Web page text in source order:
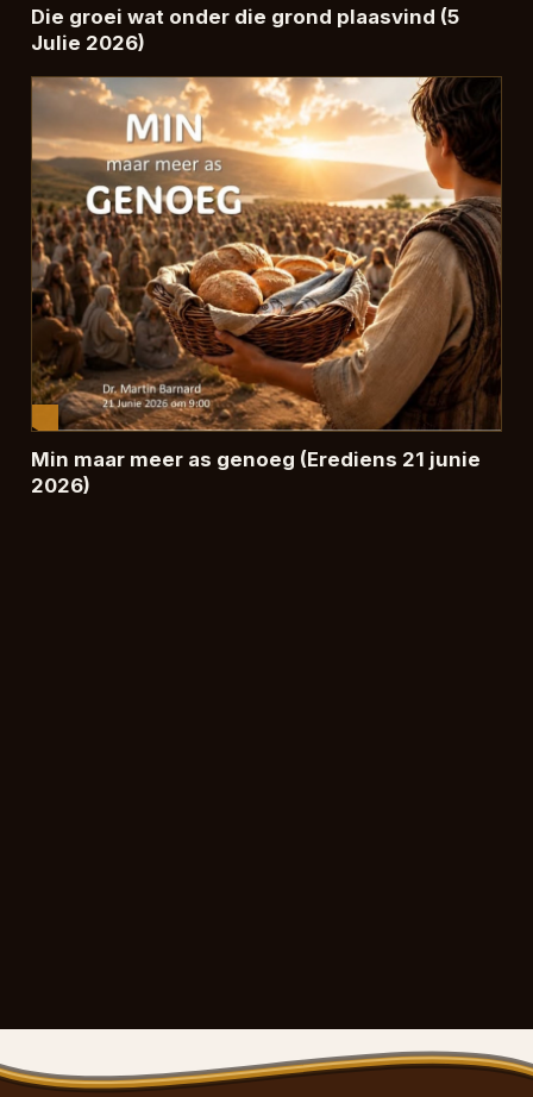
Die groei wat onder die grond plaasvind (5
Julie 2026)
Min maar meer as genoeg (Erediens 21 junie
2026)